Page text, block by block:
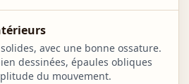
avec une bonne ossature.
dessinées, épaules obliques
du mouvement.